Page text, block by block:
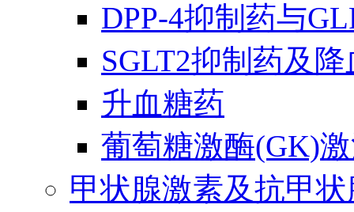
DPP-4抑制药与
SGLT2抑制药及
升血糖药
葡萄糖激酶(GK)
甲状腺激素及抗甲